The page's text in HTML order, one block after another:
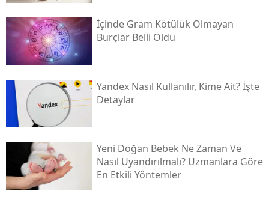
İçinde Gram Kötülük Olmayan
Burçlar Belli Oldu
Yandex Nasıl Kullanılır, Kime Ait? İşte
Detaylar
Yeni Doğan Bebek Ne Zaman Ve
Nasıl Uyandırılmalı? Uzmanlara Göre
En Etkili Yöntemler